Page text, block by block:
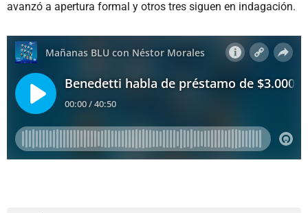
avanzó a apertura formal y otros tres siguen en indagación.